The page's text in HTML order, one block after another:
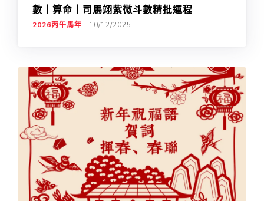
數｜算命｜司馬翊紫微斗數精批運程
2026丙午馬年 | 10/12/2025